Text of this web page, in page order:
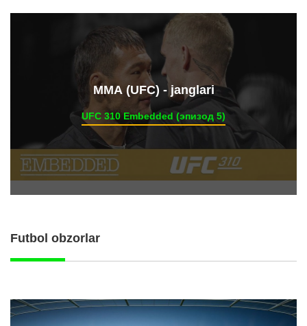
ММА (UFC) - janglari
UFC 310 Embedded (эпизод 5)
Futbol obzorlar